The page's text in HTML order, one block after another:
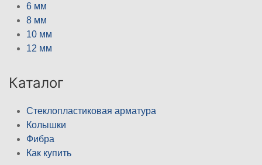
6 мм
8 мм
10 мм
12 мм
Каталог
Стеклопластиковая арматура
Колышки
Фибра
Как купить